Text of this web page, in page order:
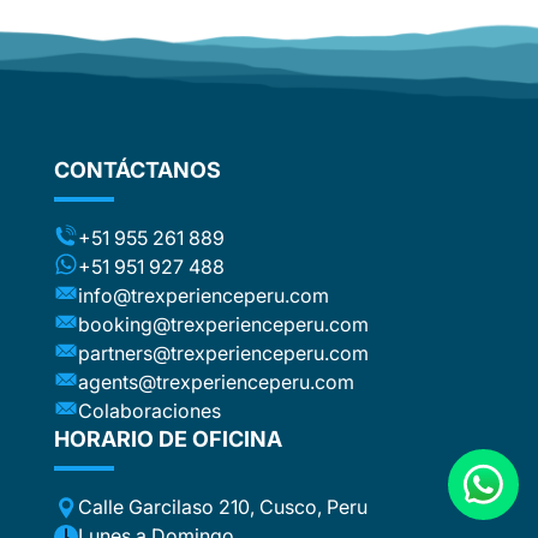
CONTÁCTANOS
+51 955 261 889
+51 951 927 488
info@trexperienceperu.com
booking@trexperienceperu.com
partners@trexperienceperu.com
agents@trexperienceperu.com
Colaboraciones
HORARIO DE OFICINA
Calle Garcilaso 210, Cusco, Peru